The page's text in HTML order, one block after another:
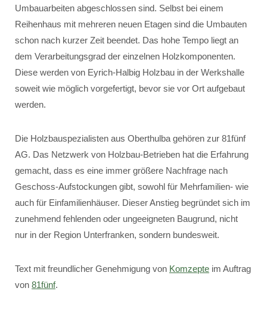
Umbauarbeiten abgeschlossen sind. Selbst bei einem
Reihenhaus mit mehreren neuen Etagen sind die Umbauten
schon nach kurzer Zeit beendet. Das hohe Tempo liegt an
dem Verarbeitungsgrad der einzelnen Holzkomponenten.
Diese werden von Eyrich-Halbig Holzbau in der Werkshalle
soweit wie möglich vorgefertigt, bevor sie vor Ort aufgebaut
werden.
Die Holzbauspezialisten aus Oberthulba gehören zur 81fünf
AG. Das Netzwerk von Holzbau-Betrieben hat die Erfahrung
gemacht, dass es eine immer größere Nachfrage nach
Geschoss-Aufstockungen gibt, sowohl für Mehrfamilien- wie
auch für Einfamilienhäuser. Dieser Anstieg begründet sich im
zunehmend fehlenden oder ungeeigneten Baugrund, nicht
nur in der Region Unterfranken, sondern bundesweit.
Text mit freundlicher Genehmigung von Komzepte im Auftrag
von 81fünf.